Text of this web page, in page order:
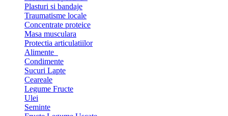
Plasturi si bandaje
Traumatisme locale
Concentrate proteice
Masa musculara
Protectia articulatiilor
Alimente
Condimente
Sucuri Lapte
Ceareale
Legume Fructe
Ulei
Seminte